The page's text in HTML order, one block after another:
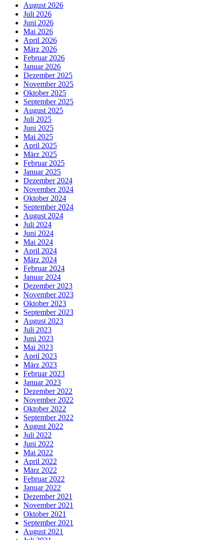
August 2026
Juli 2026
Juni 2026
Mai 2026
April 2026
März 2026
Februar 2026
Januar 2026
Dezember 2025
November 2025
Oktober 2025
September 2025
August 2025
Juli 2025
Juni 2025
Mai 2025
April 2025
März 2025
Februar 2025
Januar 2025
Dezember 2024
November 2024
Oktober 2024
September 2024
August 2024
Juli 2024
Juni 2024
Mai 2024
April 2024
März 2024
Februar 2024
Januar 2024
Dezember 2023
November 2023
Oktober 2023
September 2023
August 2023
Juli 2023
Juni 2023
Mai 2023
April 2023
März 2023
Februar 2023
Januar 2023
Dezember 2022
November 2022
Oktober 2022
September 2022
August 2022
Juli 2022
Juni 2022
Mai 2022
April 2022
März 2022
Februar 2022
Januar 2022
Dezember 2021
November 2021
Oktober 2021
September 2021
August 2021